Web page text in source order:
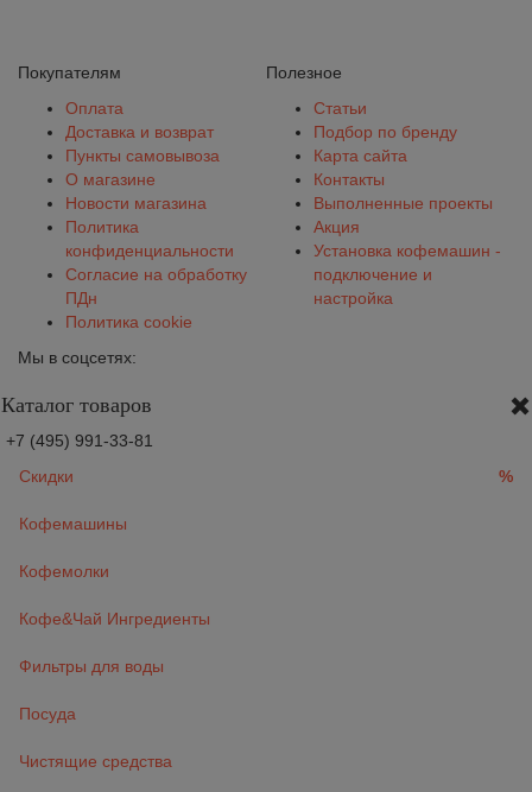
Покупателям
Оплата
Доставка и возврат
Пункты самовывоза
О магазине
Новости магазина
Политика
конфиденциальности
Согласие на обработку
ПДн
Политика cookie
Полезное
Статьи
Подбор по бренду
Карта сайта
Контакты
Выполненные проекты
Акция
Установка кофемашин -
подключение и
настройка
Мы в соцсетях:
Каталог товаров
+7 (495) 991-33-81
Скидки
%
Кофемашины
Кофемолки
Кофе&Чай Ингредиенты
Фильтры для воды
Посуда
Чистящие средства